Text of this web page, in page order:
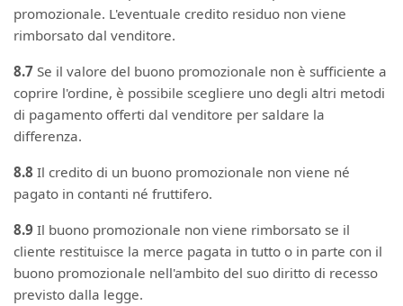
promozionale. L'eventuale credito residuo non viene
rimborsato dal venditore.
8.7 Se il valore del buono promozionale non è sufficiente a
coprire l'ordine, è possibile scegliere uno degli altri metodi
di pagamento offerti dal venditore per saldare la
differenza.
8.8 Il credito di un buono promozionale non viene né
pagato in contanti né fruttifero.
8.9 Il buono promozionale non viene rimborsato se il
cliente restituisce la merce pagata in tutto o in parte con il
buono promozionale nell'ambito del suo diritto di recesso
previsto dalla legge.